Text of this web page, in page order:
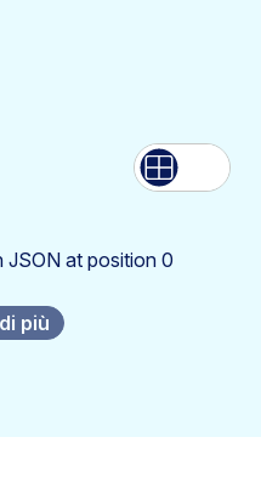
Lista Griglia
JSON at position 0
più